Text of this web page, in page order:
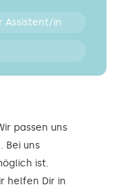
Assistent/in
passen uns
Bei uns
ist.
helfen Dir in